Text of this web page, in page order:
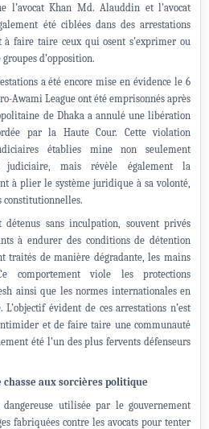
l’avocat Khan Md. Alauddin et l’avocat
été ciblées dans des arrestations
faire taire ceux qui osent s’exprimer ou
d’opposition.
a été encore mise en évidence le 6
Awami League ont été emprisonnés après
de Dhaka a annulé une libération
par la Haute Cour. Cette violation
établies mine non seulement
judiciaire, mais révèle également la
à plier le système juridique à sa volonté,
constitutionnelles.
détenus sans inculpation, souvent privés
à endurer des conditions de détention
traités de manière dégradante, les mains
comportement viole les protections
ainsi que les normes internationales en
évident de ces arrestations n’est
et de faire taire une communauté
été l’un des plus fervents défenseurs
aux sorcières politique
utilisée par le gouvernement
fabriquées contre les avocats pour tenter